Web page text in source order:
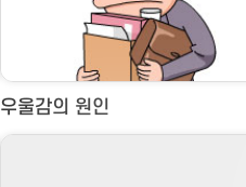
우울감의 원인